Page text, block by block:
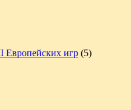
Европейских игр (5)